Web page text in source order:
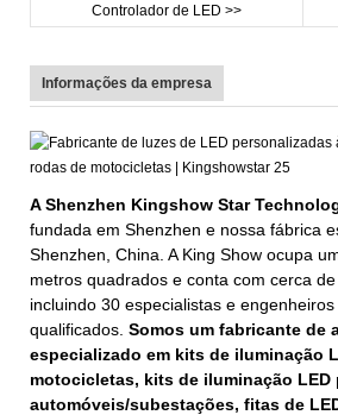
Controlador de LED >>
Informações da empresa
A Shenzhen Kingshow Star
fundada em Shenzhen e nossa fábrica
Shenzhen, China. A King Show ocupa
metros quadrados e conta com cerca de
incluindo 30 especialistas e
qualificados. Somos um fabricante de
especializado em kits de iluminação
motocicletas, kits de iluminação LED
automóveis/subestações, fitas de